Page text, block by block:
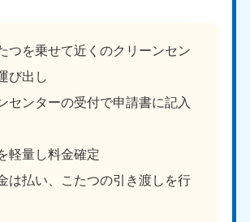
つを乗せて近くのクリーンセン
び出し
センターの受付で申請書に記入
軽量し料金確定
は払い、こたつの引き渡しを行
中無休 9:00〜19:00 年中無休
9892 050-1880-9887